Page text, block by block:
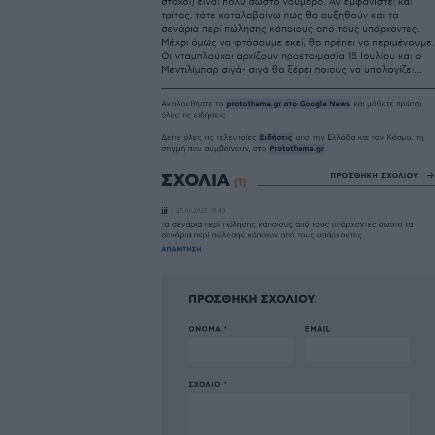
τρίτος, τότε καταλαβαίνω πως θα αυξηθούν και τα
σενάρια περί πώλησης κάποιους από τους υπάρχοντες.
Μέχρι όμως να φτάσουμε εκεί, θα πρέπει να περιμένουμε.
Οι νταμπλούχοι αρχίζουν προετοιμασία 15 Ιουλίου και ο
Μεντιλίμπαρ σιγά- σιγά θα ξέρει ποιους να υπολογίζει…
Ακολουθήστε το protothema.gr στο Google News και μάθετε πρώτοι
όλες τις ειδήσεις
Δείτε όλες τις τελευταίες Ειδήσεις από την Ελλάδα και τον Κόσμο, τη
στιγμή που συμβαίνουν, στο Protothema.gr
ΣΧΟΛΙΑ (1) ΠΡΟΣΘΗΚΗ ΣΧΟΛΙΟΥ
jjj 25.06.2025, 19:40
τα σενάρια περί πώλησης κάποιους από τους υπάρχοντες σωστο τα
σενάρια περί πώλησης κάποιων από τους υπάρχοντες
ΑΠΑΝΤΗΣΗ
ΠΡΟΣΘΗΚΗ ΣΧΟΛΙΟΥ
ΌΝΟΜΑ * EMAIL
ΣΧΌΛΙΟ *